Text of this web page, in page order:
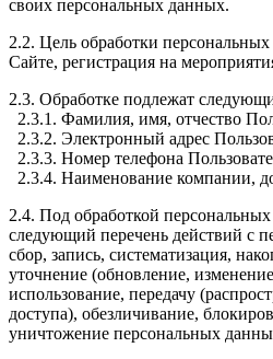
своих персональных данных.
2.2. Цель обработки
Сайте, регистрация на
2.3. Обработке подлежат
2.3.1. Фамилия, имя, отчество
2.3.2. Электронный адрес
2.3.3. Номер телефона
2.3.4. Наименование компании,
2.4. Под обработкой
следующий перечень действий с
сбор, запись, систематизация,
уточнение (обновление,
использование, передачу
доступа), обезличивание,
уничтожение персональных